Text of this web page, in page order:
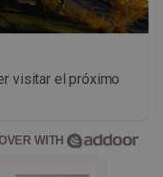
visitar el próximo
WITH